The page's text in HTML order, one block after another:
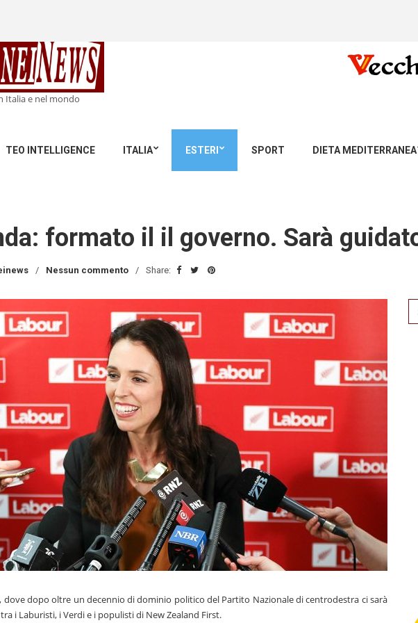
Italia e nel mondo
TEO INTELLIGENCE ITALIA ESTERI SPORT DIETA MEDITERRANEA
formato il il governo. Sarà
Nessun commento Share:
dove dopo oltre un decennio di dominio politico del Partito Nazionale di centrodestra ci sarà
i Laburisti, i Verdi e i populisti di New Zealand First.